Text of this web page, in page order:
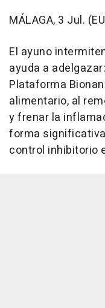
MÁLAGA, 3 Jul.
El ayuno
ayuda a
Plataforma
alimentario, al
y frenar la
forma
control inhibitorio